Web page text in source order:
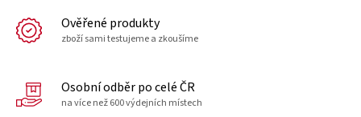
Ověřené produkty
zboží sami testujeme a zkoušíme
Osobní odběr po celé ČR
na více než 600 výdejních místech